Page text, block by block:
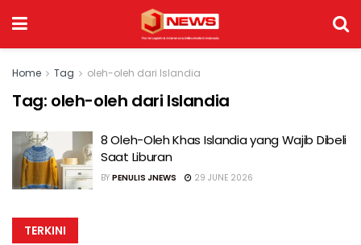
Home Tag oleh-oleh dari Islandia
Tag: oleh-oleh dari Islandia
8 Oleh-Oleh Khas Islandia yang Wajib Dibeli
Saat Liburan
BY PENULIS JNEWS 29 JUNE 2026
TERKINI